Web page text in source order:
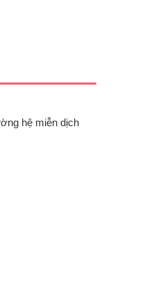
hệ miễn dịch